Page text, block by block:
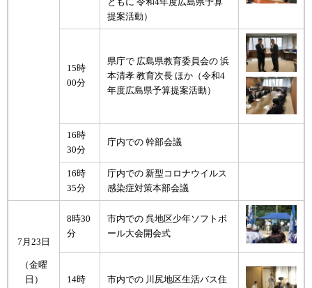
ともに 令和4年度広島県予算
提案活動）
15時
00分
県庁で 広島県教育委員会の 浜
本清孝 教育次長 ほか（令和4
年度広島県予算提案活動）
16時
30分
庁内での 幹部会議
16時
35分
庁内での 新型コロナウイルス
感染症対策本部会議
7月23日
（金曜
日）
8時30
分
市内での 呉地区少年ソフトボ
ール大会開会式
14時
市内での 川尻地区生活バス住